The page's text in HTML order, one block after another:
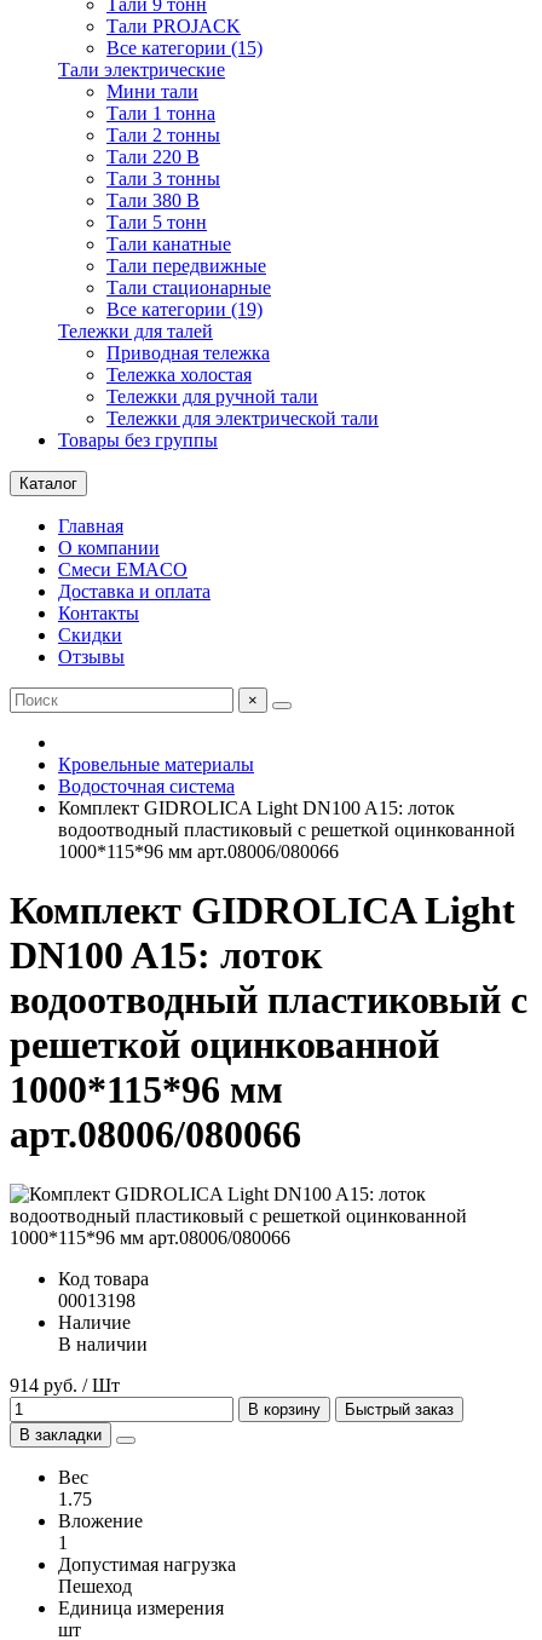
Тали 9 тонн
Тали PROJACK
Все категории (15)
Тали электрические
Мини тали
Тали 1 тонна
Тали 2 тонны
Тали 220 В
Тали 3 тонны
Тали 380 В
Тали 5 тонн
Тали канатные
Тали передвижные
Тали стационарные
Все категории (19)
Тележки для талей
Приводная тележка
Тележка холостая
Тележки для ручной тали
Тележки для электрической тали
Товары без группы
Каталог
Главная
О компании
Смеси EMACO
Доставка и оплата
Контакты
Скидки
Отзывы
×
Кровельные материалы
Водосточная система
Комплект GIDROLICA Light DN100 A15: лоток
водоотводный пластиковый с решеткой оцинкованной
1000*115*96 мм арт.08006/080066
Комплект GIDROLICA Light
DN100 A15: лоток
водоотводный пластиковый с
решеткой оцинкованной
1000*115*96 мм
арт.08006/080066
Код товара
00013198
Наличие
В наличии
914 руб. / Шт
В корзину
Быстрый заказ
В закладки
Вес
1.75
Вложение
1
Допустимая нагрузка
Пешеход
Единица измерения
шт